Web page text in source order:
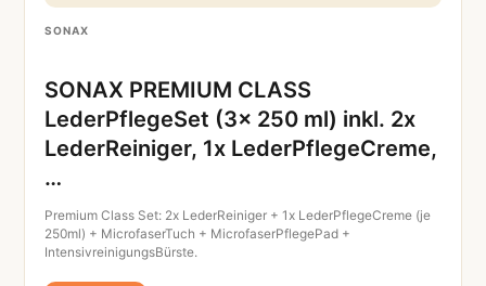
SONAX
SONAX PREMIUM CLASS
LederPflegeSet (3x 250 ml) inkl. 2x
LederReiniger, 1x LederPflegeCreme,
…
Premium Class Set: 2x LederReiniger + 1x LederPflegeCreme (je
250ml) + MicrofaserTuch + MicrofaserPflegePad +
IntensivreinigungsBürste.